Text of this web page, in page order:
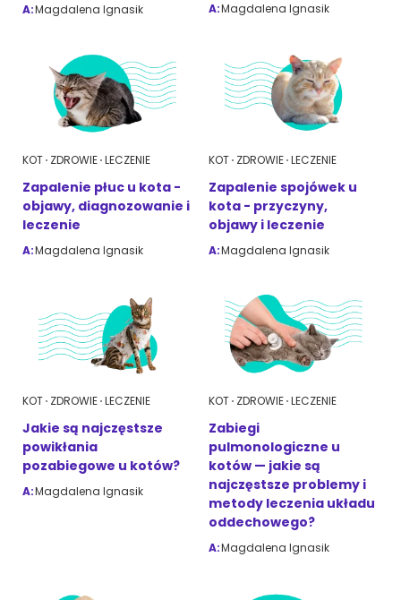
A:Magdalena Ignasik A:Magdalena Ignasik
KOT ZDROWIE LECZENIE
Zapalenie płuc u kota -
objawy, diagnozowanie i
leczenie
A:Magdalena Ignasik
KOT ZDROWIE LECZENIE
Zapalenie spojówek u
kota - przyczyny,
objawy i leczenie
A:Magdalena Ignasik
KOT ZDROWIE LECZENIE
Jakie są najczęstsze
powikłania
pozabiegowe u kotów?
A:Magdalena Ignasik
KOT ZDROWIE LECZENIE
Zabiegi
pulmonologiczne u
kotów — jakie są
najczęstsze problemy i
metody leczenia układu
oddechowego?
A:Magdalena Ignasik